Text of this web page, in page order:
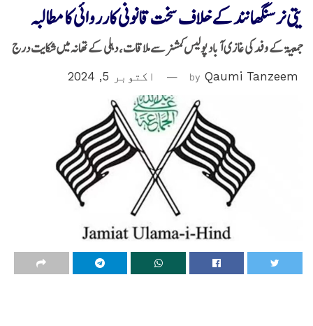
یتی نرسنگھانند کے خلاف سخت قانونی کارروائی کا مطالبہ
جمعیۃ کے وفد کی غازی آباد پولیس کمشنر سے ملاقات، دہلی کے تھانہ میں شکایت درج
by Qaumi Tanzeem اکتوبر 5, 2024